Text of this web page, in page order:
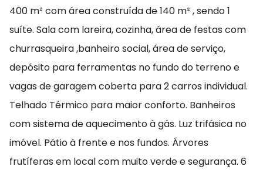
400 m² com área construída de 140 m² , sendo 1
suíte. Sala com lareira, cozinha, área de festas com
churrasqueira ,banheiro social, área de serviço,
depósito para ferramentas no fundo do terreno e
vagas de garagem coberta para 2 carros individual.
Telhado Térmico para maior conforto. Banheiros
com sistema de aquecimento à gás. Luz trifásica no
imóvel. Pátio à frente e nos fundos. Árvores
frutíferas em local com muito verde e segurança. 6